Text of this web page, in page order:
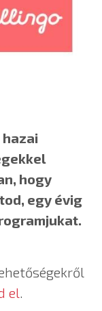
hazai
hogy
egy évig
el.